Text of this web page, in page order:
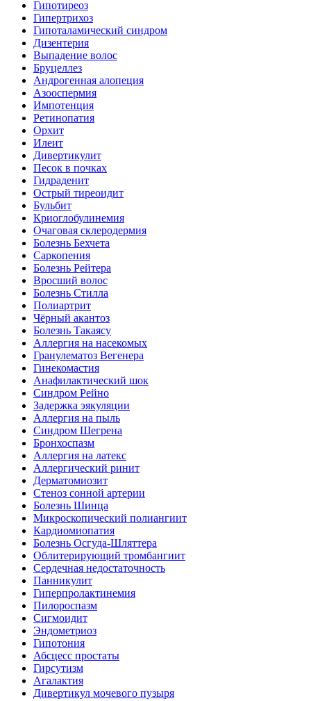
Гипотиреоз
Гипертрихоз
Гипоталамический синдром
Дизентерия
Выпадение волос
Бруцеллез
Андрогенная алопеция
Азооспермия
Импотенция
Ретинопатия
Орхит
Илеит
Дивертикулит
Песок в почках
Гидраденит
Острый тиреоидит
Бульбит
Криоглобулинемия
Очаговая склеродермия
Болезнь Бехчета
Саркопения
Болезнь Рейтера
Вросший волос
Болезнь Стилла
Полиартрит
Чёрный акантоз
Болезнь Такаясу
Аллергия на насекомых
Гранулематоз Вегенера
Гинекомастия
Анафилактический шок
Синдром Рейно
Задержка эякуляции
Аллергия на пыль
Синдром Шегрена
Бронхоспазм
Аллергия на латекс
Аллергический ринит
Дерматомиозит
Стеноз сонной артерии
Болезнь Шинца
Микроскопический полиангиит
Кардиомиопатия
Болезнь Осгуда-Шляттера
Облитерирующий тромбангиит
Сердечная недостаточность
Панникулит
Гиперпролактинемия
Пилороспазм
Сигмоидит
Эндометриоз
Гипотония
Абсцесс простаты
Гирсутизм
Агалактия
Дивертикул мочевого пузыря